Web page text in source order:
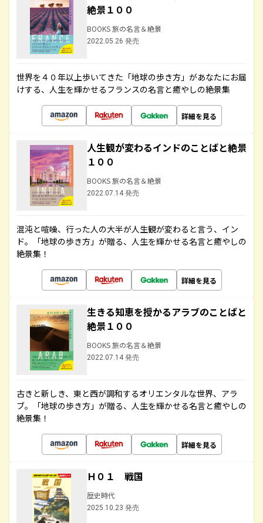
絶景１００
BOOKS 旅の名言＆絶景
2022.05.26 発売
世界を４０年以上歩いてきた「地球の歩き方」があなたにお届
けする、人生を輝かせるフランスの名言と癒やしの絶景集
詳細を見る
人生観が変わるインドのことばと絶景
１００
BOOKS 旅の名言＆絶景
2022.07.14 発売
混沌と喧噪、行った人の大半が人生観が変わると言う、イン
ド。「地球の歩き方」が贈る、人生を輝かせる名言と癒やしの
絶景集！
詳細を見る
生きる知恵を授かるアラブのことばと
絶景１００
BOOKS 旅の名言＆絶景
2022.07.14 発売
古きと新しき、東と西が調和するオリエンタルな世界、アラ
ブ。「地球の歩き方」が贈る、人生を輝かせる名言と癒やしの
絶景集！
詳細を見る
Ｈ０１ 戦国
歴史時代
2025.10.23 発売